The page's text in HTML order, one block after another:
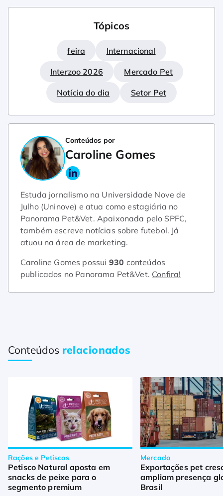
Tópicos
feira Internacional
Interzoo 2026 Mercado Pet
Notícia do dia Setor Pet
Conteúdos por
Caroline Gomes
Estuda jornalismo na Universidade Nove de
Julho (Uninove) e atua como estagiária no
Panorama Pet&Vet. Apaixonada pelo SPFC,
também escreve notícias sobre futebol. Já
atuou na área de marketing.
Caroline Gomes possui 930 conteúdos
publicados no Panorama Pet&Vet. Confira!
Conteúdos relacionados
Rações e Petiscos
Petisco Natural aposta em
snacks de peixe para o
segmento premium
Mercado
Exportações pet
ampliam presença
Brasil